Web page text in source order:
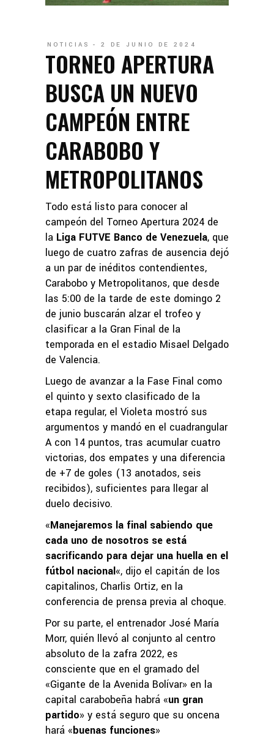
NOTICIAS 2 DE JUNIO DE 2024
TORNEO APERTURA
BUSCA UN NUEVO
CAMPEÓN ENTRE
CARABOBO Y
METROPOLITANOS
Todo está listo para conocer al
campeón del Torneo Apertura 2024 de
la Liga FUTVE Banco de Venezuela, que
luego de cuatro zafras de ausencia dejó
a un par de inéditos contendientes,
Carabobo y Metropolitanos, que desde
las 5:00 de la tarde de este domingo 2
de junio buscarán alzar el trofeo y
clasificar a la Gran Final de la
temporada en el estadio Misael Delgado
de Valencia.
Luego de avanzar a la Fase Final como
el quinto y sexto clasificado de la
etapa regular, el Violeta mostró sus
argumentos y mandó en el cuadrangular
A con 14 puntos, tras acumular cuatro
victorias, dos empates y una diferencia
de +7 de goles (13 anotados, seis
recibidos), suficientes para llegar al
duelo decisivo.
«Manejaremos la final sabiendo que
cada uno de nosotros se está
sacrificando para dejar una huella en el
fútbol nacional«, dijo el capitán de los
capitalinos, Charlis Ortiz, en la
conferencia de prensa previa al choque.
Por su parte, el entrenador José María
Morr, quién llevó al conjunto al centro
absoluto de la zafra 2022, es
consciente que en el gramado del
«Gigante de la Avenida Bolívar» en la
capital carabobeña habrá «un gran
partido» y está seguro que su oncena
hará «buenas funciones»